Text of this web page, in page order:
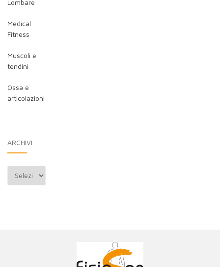
Lombare
Medical
Fitness
Muscoli e
tendini
Ossa e
articolazioni
ARCHIVI
Archivi